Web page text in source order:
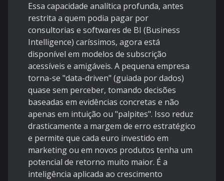
Essa capacidade analítica profunda, antes
restrita a quem podia pagar por
consultorias e softwares de BI (Business
Intelligence) caríssimos, agora está
disponível em modelos de subscrição
acessíveis e amigáveis. A pequena empresa
torna-se "data-driven" (guiada por dados)
quase sem perceber, tomando decisões
baseadas em evidências concretas e não
apenas em intuição ou "palpites". Isso reduz
drasticamente a margem de erro estratégico
e permite que cada euro investido em
marketing ou em novos produtos tenha um
potencial de retorno muito maior. É a
inteligência aplicada ao crescimento